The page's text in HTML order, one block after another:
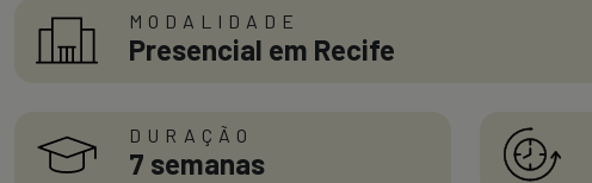
MODALIDADE
Presencial em Recife
DURAÇÃO
7 semanas